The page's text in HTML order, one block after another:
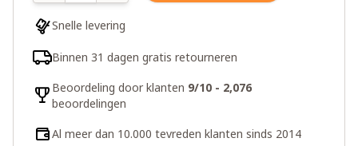
Snelle levering
Binnen 31 dagen gratis retourneren
Beoordeling door klanten 9/10 - 2,076
beoordelingen
Al meer dan 10.000 tevreden klanten sinds 2014